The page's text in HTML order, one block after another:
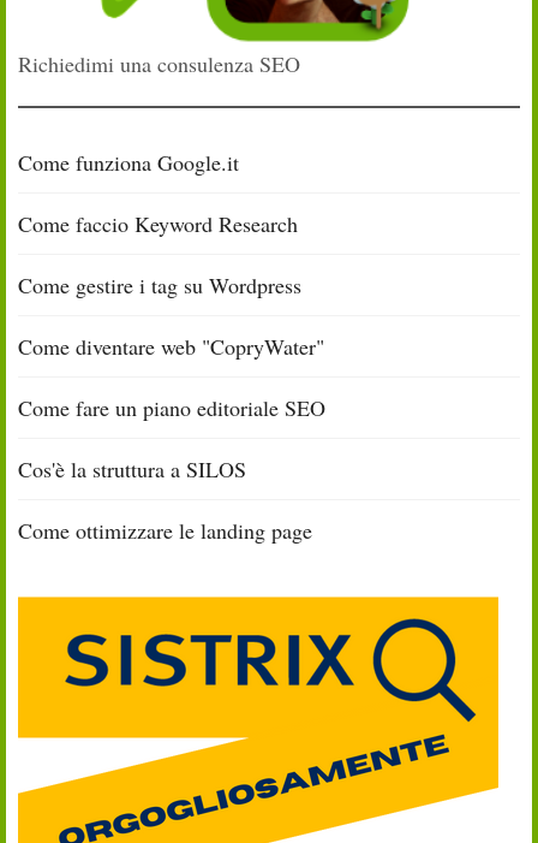
Richiedimi una consulenza SEO
Come funziona Google.it
Come faccio Keyword Research
Come gestire i tag su Wordpress
Come diventare web "CopryWater"
Come fare un piano editoriale SEO
Cos'è la struttura a SILOS
Come ottimizzare le landing page